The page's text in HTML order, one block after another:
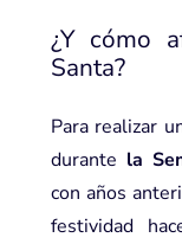
¿Y cómo
Santa?
Para realizar
durante la
con años
festividad